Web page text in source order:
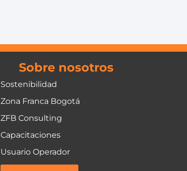
Sobre nosotros
Sostenibilidad
Zona Franca Bogotá
ZFB Consulting
Capacitaciones
Usuario Operador